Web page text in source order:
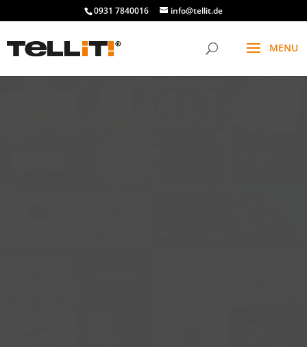
0931 7840016 info@tellit.de